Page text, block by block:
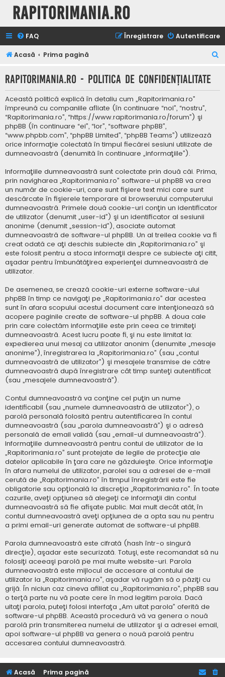
Rapitorimania.ro
FAQ Autentificare
Înregistrare
Acasă Prima pagină
t
Rapitorimania.ro - Politica de confidenţialitate
Această politică explică în detaliu cum „Rapitorimania.ro”
împreună cu companiile afliate (în continuare “noi”, “nostru”,
“Rapitorimania.ro”, “https://www.rapitorimania.ro/forum”) şi
phpBB (în continuare “ei”, “lor”, “software phpBB”,
“www.phpbb.com”, “phpBB Limited”, “phpBB Teams”) utilizează
orice informaţie colectată în timpul fiecărei sesiuni utilizate de
dumneavoastră (denumită în continuare „informaţiile”).
Informaţiile dumneavoastră sunt colectate prin două căi. Prima,
prin navigharea „Rapitorimania.ro” software-ul phpBB va crea
un număr de cookie-uri, care sunt fişiere text mici care sunt
descărcate în fişierele temporare al browserului computerului
dumneavoastră. Primele două cookie-uri conţin un identificator
de utilizator (denumit „user-id”) şi un identificator al sesiunii
anonime (denumit „session-id”), asociate automat
dumneavoastră de software-ul phpBB. Un al treilea cookie va fi
creat odată ce aţi deschis subiecte din „Rapitorimania.ro” şi
este folosit pentru a stoca informaţii despre ce subiecte aţi citit,
aşadar pentru îmbunătăţirea experienţei dumneavoastră de
utilizator.
De asemenea, se crează cookie-uri externe software-ului
phpBB în timp ce navigaţi pe „Rapitorimania.ro” dar acestea
sunt în afara scopului acestui document care intenţionează să
acopere paginile create de software-ul phpBB. A doua cale
prin care colectăm informaţiile este prin ceea ce trimiteţi
dumneavoastră. Acest lucru poate fi, şi nu este limitat la:
expedierea unui mesaj ca utilizator anonim (denumite „mesaje
anonime”), înregistrarea la „Rapitorimania.ro” (sau „contul
dumneavoastră de utilizator”) şi mesajele transmise de către
dumneavoastră după înregistrare cât timp sunteţi autentificat
(sau „mesajele dumneavoastră”).
Contul dumneavoastră va conţine cel puţin un nume
identificabil (sau „numele dumneavoastră de utilizator”), o
parolă personală folosită pentru autentificarea în contul
dumneavoastră (sau „parola dumneavoastră”) şi o adresă
personală de email validă (sau „email-ul dumneavoastră”).
Informaţiile dumneavoastră pentru contul de utilizator de la
„Rapitorimania.ro” sunt protejate de legile de protecţie ale
datelor aplicabile în ţara care ne găzduieşte. Orice informaţie
în afara numelui de utilizator, parolei sau a adresei de e-mail
cerută de „Rapitorimania.ro” în timpul înregistrării este fie
obligatorie sau opţională la discreţia „Rapitorimania.ro”. În toate
cazurile, aveţi opţiunea să alegeţi ce informaţii din contul
dumneavoastră să fie afişate public. Mai mult decât atât, în
contul dumneavoastră aveţi opţiunea de a opta sau nu pentru
a primi email-uri generate automat de software-ul phpBB.
Parola dumneavoastră este cifrată (hash într-o singură
direcţie), aşadar este securizată. Totuşi, este recomandat să nu
folosiţi aceeaşi parolă pe mai multe website-uri. Parola
dumneavoastră este mijlocul de accesare al contului de
utilizator la „Rapitorimania.ro”, aşadar vă rugăm să o păziţi cu
grijă. În niciun caz cineva afiliat cu „Rapitorimania.ro”, phpBB sau
o terţă parte nu vă poate cere în mod legitim parola. Dacă
uitaţi parola, puteţi folosi interfaţa „Am uitat parola” oferită de
software-ul phpBB. Această procedură vă va genera o nouă
parolă prin transmiterea numelui de utilizator şi a adresei email,
apoi software-ul phpBB va genera o nouă parolă pentru
accesarea contului dumneavoastră.
Acasă Prima pagină